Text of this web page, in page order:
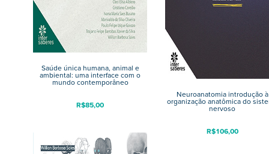
Saúde única humana, animal e
ambiental: uma interface com o
mundo contemporâneo
R$85,00
Neuroanatomia introdução à
organização anatômica do
nervoso
R$106,00